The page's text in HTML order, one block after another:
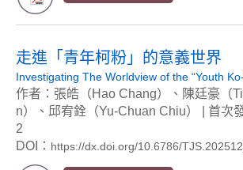
走進「青年柯粉」的意義世界
Investigating The Worldview of the “Youth
作者：張皓（Hao Chang）、陳廷豪（
n）、邱宥銓（Yu-Chuan Chiu） | 首次
2
DOI： https://dx.doi.org/10.6786/